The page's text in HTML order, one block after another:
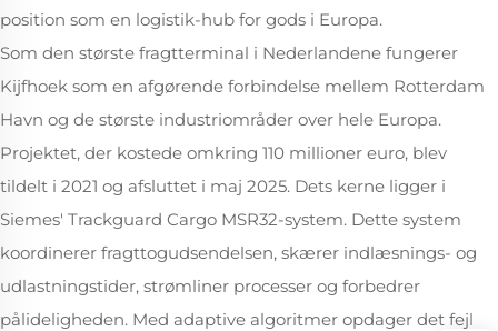
position som en logistik-hub for gods i Europa.
Som den største fragtterminal i Nederlandene fungerer
Kijfhoek som en afgørende forbindelse mellem Rotterdam
Havn og de største industriområder over hele Europa.
Projektet, der kostede omkring 110 millioner euro, blev
tildelt i 2021 og afsluttet i maj 2025. Dets kerne ligger i
Siemes' Trackguard Cargo MSR32-system. Dette system
koordinerer fragttogudsendelsen, skærer indlæsnings- og
udlastningstider, strømliner processer og forbedrer
pålideligheden. Med adaptive algoritmer opdager det fejl